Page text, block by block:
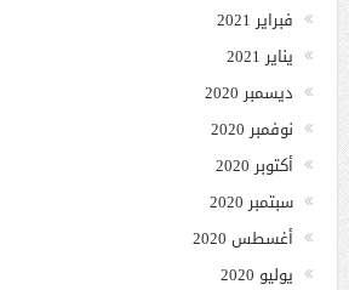
فبراير 2021
يناير 2021
ديسمبر 2020
نوفمبر 2020
أكتوبر 2020
سبتمبر 2020
أغسطس 2020
يوليو 2020